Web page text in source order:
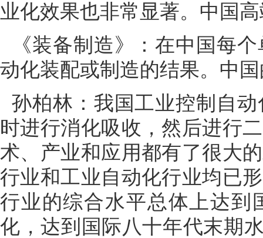
业化效果也非常显著。中国
《装备制造》：在中国每
动化装配或制造的结果。中
孙柏林：我国工业控制自
时进行消化吸收，然后进行
术、产业和应用都有了很大
行业和工业自动化行业均已
行业的综合水平总体上达到
化，达到国际八十年代末期